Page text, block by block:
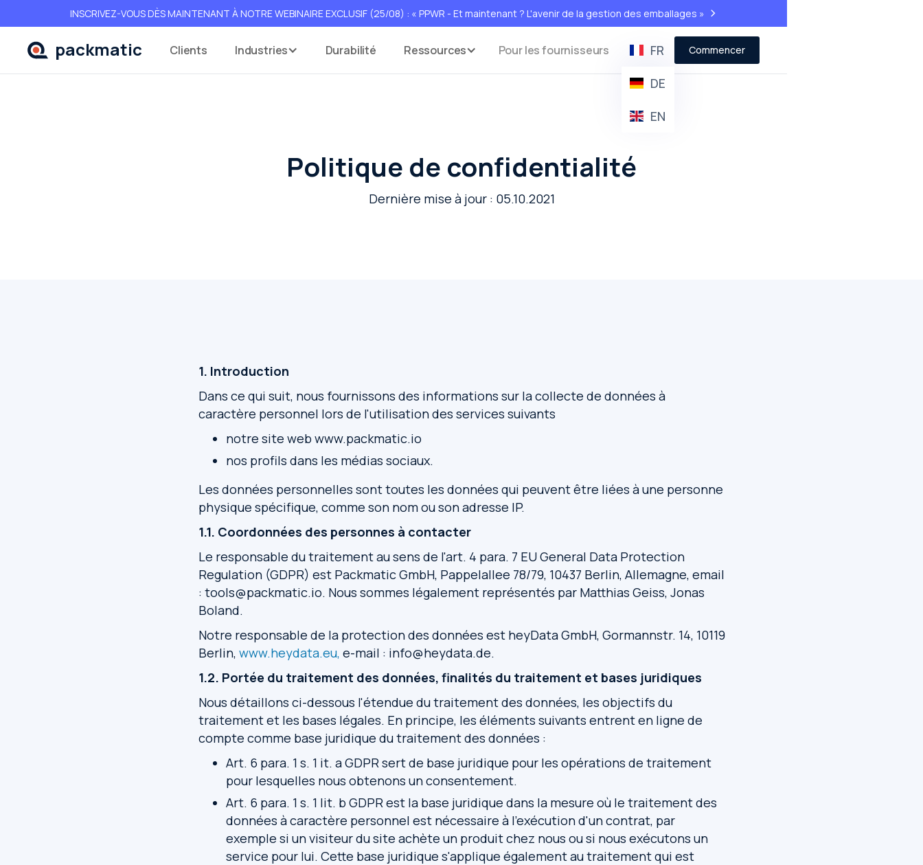
INSCRIVEZ-VOUS DÈS MAINTENANT À NOTRE WEBINAIRE EXCLUSIF (25/08) : « PPWR - Et maintenant ? L'avenir de la gestion des emballages » >
packmatic Clients Industries Durabilité Ressources Pour les fournisseurs
FR
DE
EN
Commencer
Politique de confidentialité
Dernière mise à jour : 05.10.2021
1. Introduction
Dans ce qui suit, nous fournissons des informations sur la collecte de données à
caractère personnel lors de l'utilisation des services suivants
notre site web www.packmatic.io
nos profils dans les médias sociaux.
Les données personnelles sont toutes les données qui peuvent être liées à une personne
physique spécifique, comme son nom ou son adresse IP.
1.1. Coordonnées des personnes à contacter
Le responsable du traitement au sens de l'art. 4 para. 7 EU General Data Protection
Regulation (GDPR) est Packmatic GmbH, Pappelallee 78/79, 10437 Berlin, Allemagne, email
: tools@packmatic.io. Nous sommes légalement représentés par Matthias Geiss, Jonas
Boland.
Notre responsable de la protection des données est heyData GmbH, Gormannstr. 14, 10119
Berlin, www.heydata.eu, e-mail : info@heydata.de.
1.2. Portée du traitement des données, finalités du traitement et bases juridiques
Nous détaillons ci-dessous l'étendue du traitement des données, les objectifs du
traitement et les bases légales. En principe, les éléments suivants entrent en ligne de
compte comme base juridique du traitement des données :
Art. 6 para. 1 s. 1 it. a GDPR sert de base juridique pour les opérations de traitement
pour lesquelles nous obtenons un consentement.
Art. 6 para. 1 s. 1 lit. b GDPR est la base juridique dans la mesure où le traitement des
données à caractère personnel est nécessaire à l'exécution d'un contrat, par
exemple si un visiteur du site achète un produit chez nous ou si nous exécutons un
service pour lui. Cette base juridique s'applique également au traitement qui est